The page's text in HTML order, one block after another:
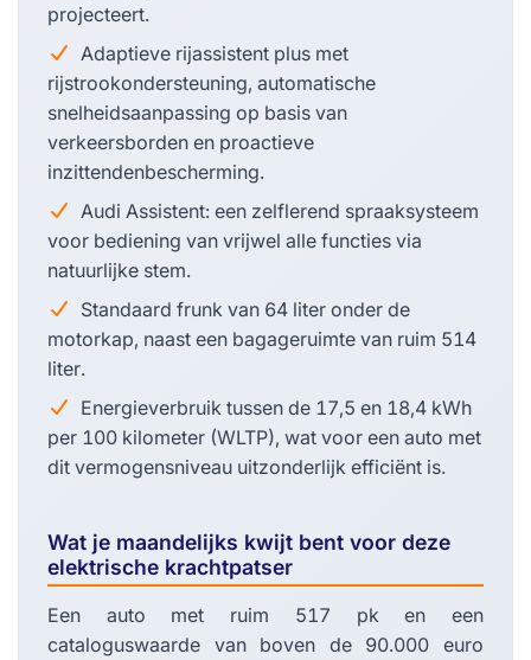
projecteert.
Adaptieve rijassistent plus met
rijstrookondersteuning, automatische
snelheidsaanpassing op basis van
verkeersborden en proactieve
inzittendenbescherming.
Audi Assistent: een zelflerend spraaksysteem
voor bediening van vrijwel alle functies via
natuurlijke stem.
Standaard frunk van 64 liter onder de
motorkap, naast een bagageruimte van ruim 514
liter.
Energieverbruik tussen de 17,5 en 18,4 kWh
per 100 kilometer (WLTP), wat voor een auto met
dit vermogensniveau uitzonderlijk efficiënt is.
Wat je maandelijks kwijt bent voor deze
elektrische krachtpatser
Een auto met ruim 517 pk en een
cataloguswaarde van boven de 90.000 euro